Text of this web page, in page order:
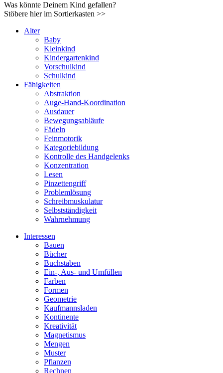
Was könnte Deinem Kind gefallen?
Stöbere hier im Sortierkasten >>
Alter
Baby
Kleinkind
Kindergartenkind
Vorschulkind
Schulkind
Fähigkeiten
Abstraktion
Auge-Hand-Koordination
Ausdauer
Bewegungsabläufe
Fädeln
Feinmotorik
Kategoriebildung
Kontrolle des Handgelenks
Konzentration
Lesen
Pinzettengriff
Problemlösung
Schreibmuskulatur
Selbstständigkeit
Wahrnehmung
Interessen
Bauen
Bücher
Buchstaben
Ein-, Aus- und Umfüllen
Farben
Formen
Geometrie
Kaufmannsladen
Kontinente
Kreativität
Magnetismus
Mengen
Muster
Pflanzen
Rechnen